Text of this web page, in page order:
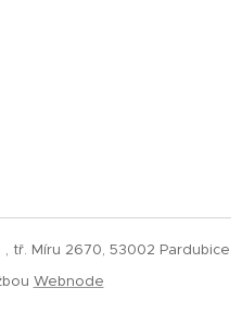
tř. Míru 2670, 53002 Pardubice
Webnode